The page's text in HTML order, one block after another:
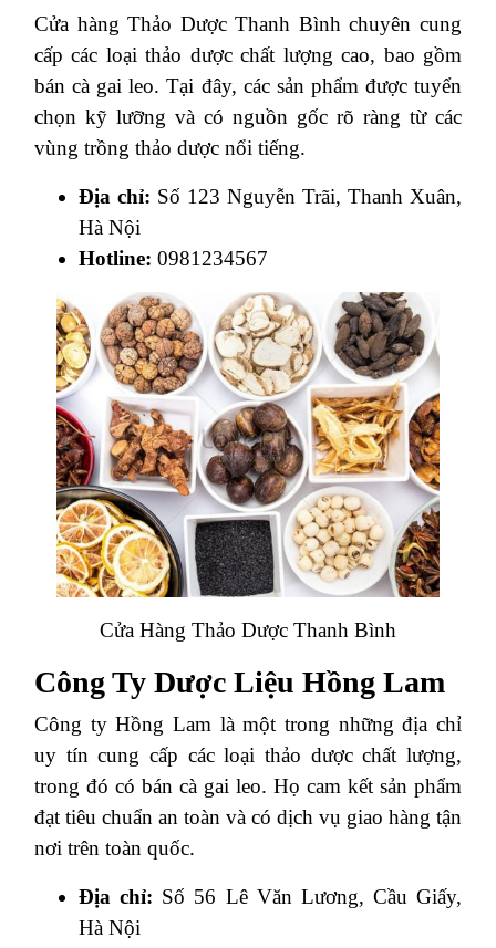
Cửa hàng Thảo Dược Thanh Bình chuyên cung
cấp các loại thảo dược chất lượng cao, bao gồm
bán cà gai leo. Tại đây, các sản phẩm được tuyển
chọn kỹ lưỡng và có nguồn gốc rõ ràng từ các
vùng trồng thảo dược nổi tiếng.
Địa chỉ: Số 123 Nguyễn Trãi, Thanh Xuân,
Hà Nội
Hotline: 0981234567
Cửa Hàng Thảo Dược Thanh Bình
Công Ty Dược Liệu Hồng Lam
Công ty Hồng Lam là một trong những địa chỉ
uy tín cung cấp các loại thảo dược chất lượng,
trong đó có bán cà gai leo. Họ cam kết sản phẩm
đạt tiêu chuẩn an toàn và có dịch vụ giao hàng tận
nơi trên toàn quốc.
Địa chỉ: Số 56 Lê Văn Lương, Cầu Giấy,
Hà Nội